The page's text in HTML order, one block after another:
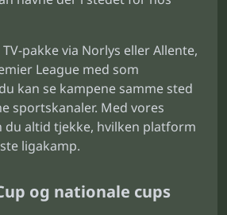
pakke via Norlys eller Allente,
League med som
kan se kampene samme sted
sportskanaler. Med vores
du altid tjekke, hvilken platform
ligakamp.
og nationale cups